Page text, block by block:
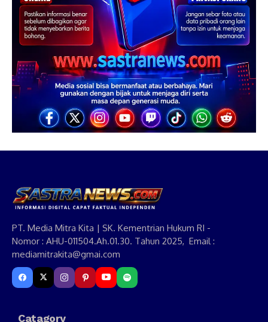
PT. Media Mitra Kita | SK. Kementrian Hukum RI -
Nomor : AHU-011504.Ah.01.30. Tahun 2025, Email :
mediamitrakita@gmai.com
Catagory